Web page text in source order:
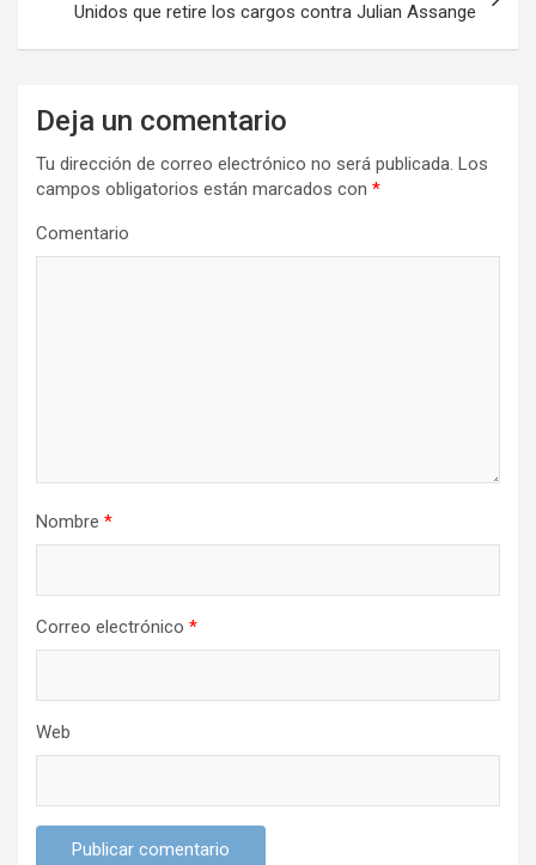
g
Unidos que retire los cargos contra Julian Assange
Deja un comentario
Tu dirección de correo electrónico no será publicada. Los
campos obligatorios están marcados con *
Comentario
Nombre *
Correo electrónico *
Web